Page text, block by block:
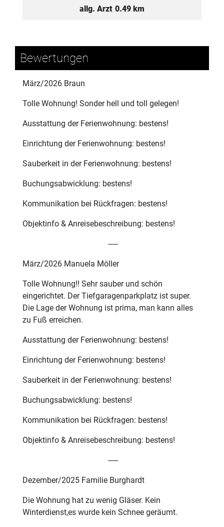
allg. Arzt 0.49 km
Bewertungen
März/2026 Braun
Tolle Wohnung! Sonder hell und toll gelegen!
Ausstattung der Ferienwohnung: bestens!
Einrichtung der Ferienwohnung: bestens!
Sauberkeit in der Ferienwohnung: bestens!
Buchungsabwicklung: bestens!
Kommunikation bei Rückfragen: bestens!
Objektinfo & Anreisebeschreibung: bestens!
-----
März/2026 Manuela Möller
Tolle Wohnung!! Sehr sauber und schön
eingerichtet. Der Tiefgaragenparkplatz ist super.
Die Lage der Wohnung ist prima, man kann alles
zu Fuß erreichen.
Ausstattung der Ferienwohnung: bestens!
Einrichtung der Ferienwohnung: bestens!
Sauberkeit in der Ferienwohnung: bestens!
Buchungsabwicklung: bestens!
Kommunikation bei Rückfragen: bestens!
Objektinfo & Anreisebeschreibung: bestens!
-----
Dezember/2025 Familie Burghardt
Die Wohnung hat zu wenig Gläser. Kein
Winterdienst,es wurde kein Schnee geräumt.